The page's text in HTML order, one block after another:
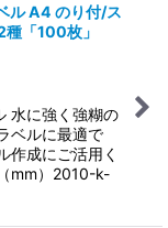
ル A4 のり付/ス
「100枚」
水に強く強糊の
ベルに最適で
作成にご活用く
mm）2010-k-